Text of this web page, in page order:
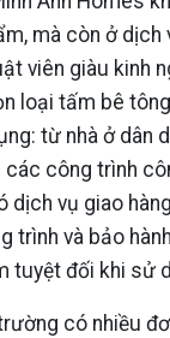
mà còn ở dịch
viên giàu kinh
loại tấm bê
từ nhà ở dân
các công trình
dịch vụ giao
trình và bảo
tuyệt đối khi sử
có nhiều